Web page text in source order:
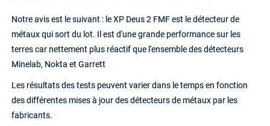
Notre avis est le suivant : le XP Deus 2 FMF est le détecteur de
métaux qui sort du lot. Il est d'une grande performance sur les
terres car nettement plus réactif que l'ensemble des détecteurs
Minelab, Nokta et Garrett
Les résultats des tests peuvent varier dans le temps en fonction
des différentes mises à jour des détecteurs de métaux par les
fabricants.